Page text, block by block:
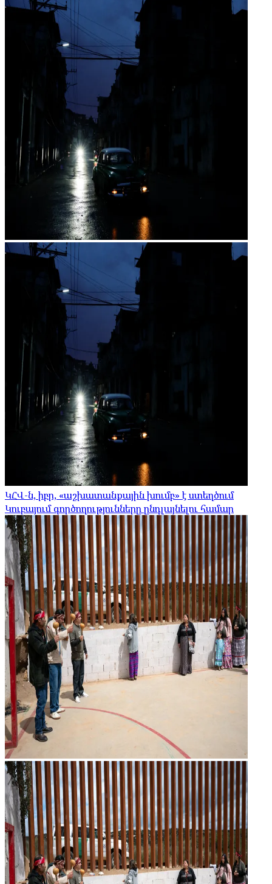
ԿՀՎ-ն, իբր, «աշխատանքային խումբ» է ստեղծում
Կուբայում գործողությունները ընդլայնելու համար